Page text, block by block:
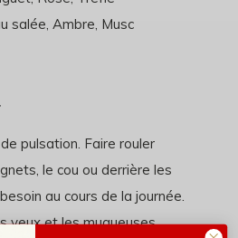
salée, Ambre, Musc
pulsation. Faire rouler
le cou ou derrière les
au cours de la journée.
yeux et les muqueuses.